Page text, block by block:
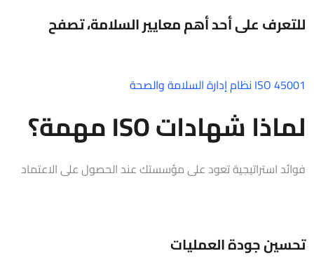
للتعرف على أحد أهم معايير السلامة، تصفح
ISO 45001 نظام إدارة السلامة والصحة
لماذا شهادات ISO مهمة؟
فوائد استراتيجية تعود على مؤسستك عند الحصول على الاعتماد
تحسين جودة العمليات